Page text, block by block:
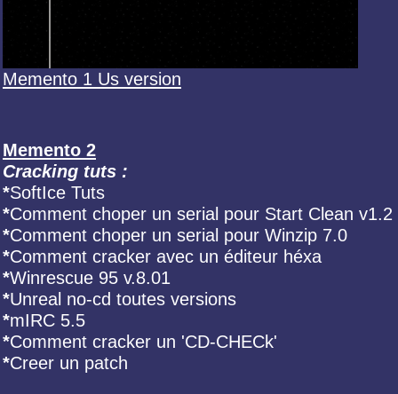
Memento 1 Us version
Memento 2
Cracking tuts :
*SoftIce Tuts
*Comment choper un serial pour Start Clean v1.2
*Comment choper un serial pour Winzip 7.0
*Comment cracker avec un éditeur héxa
*Winrescue 95 v.8.01
*Unreal no-cd toutes versions
*mIRC 5.5
*Comment cracker un 'CD-CHECk'
*Creer un patch